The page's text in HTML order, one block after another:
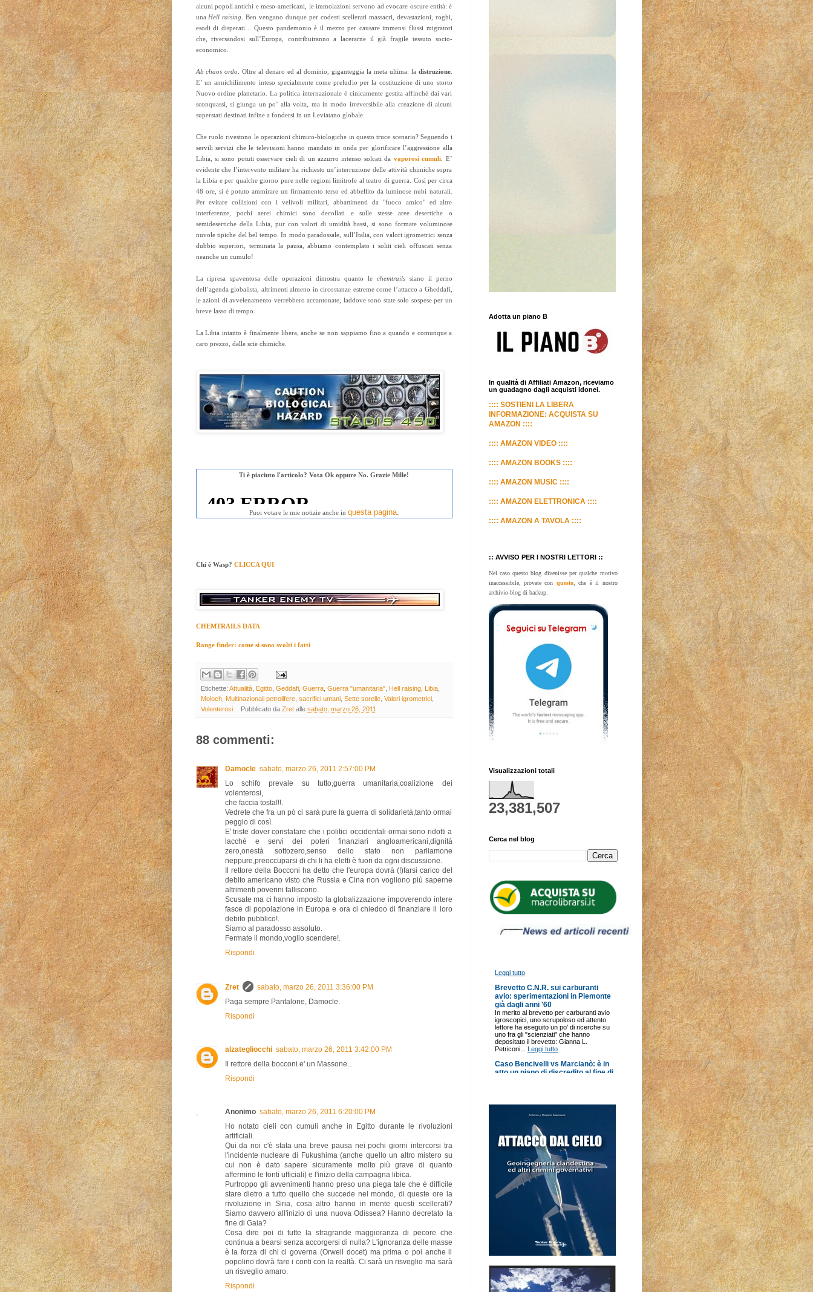
alcuni popoli antichi e meso-americani, le immolazioni servono ad evocare oscure entità: è
una Hell raising
. Ben vengano dunque per codesti scellerati massacri, devastazioni, roghi,
esodi di disperati… Questo pandemonio è il mezzo per causare immensi flussi migratori
che, riversandosi sull’Europa, contribuiranno a lacerarne il già fragile tessuto socio-
economico.
Ab chaos ordo . Oltre al denaro ed al dominio, giganteggia la meta ultima: la distruzione.
E’ un annichilimento inteso specialmente come preludio per la costituzione di uno storto
Nuovo ordine planetario. La politica internazionale è cinicamente gestita affinché dai vari
sconquassi, si giunga un po’ alla volta, ma in modo irreversibile alla creazione di alcuni
superstati destinati infine a fondersi in un Leviatano globale.
Che ruolo rivestono le operazioni chimico-biologiche in questo truce scenario? Seguendo i
servili servizi che le televisioni hanno mandato in onda per glorificare l’aggressione alla
Libia, si sono potuti osservare cieli di un azzurro intenso solcati da vaporosi cumuli . E’
evidente che l’intervento militare ha richiesto un’interruzione delle attività chimiche sopra
la Libia e per qualche giorno pure nelle regioni limitrofe al teatro di guerra. Così per circa
48 ore, si è potuto ammirare un firmamento terso ed abbellito da luminose nubi naturali.
Per evitare collisioni con i velivoli militari, abbattimenti da "fuoco amico" ed altre
interferenze, pochi aerei chimici sono decollati e sulle stesse aree desertiche o
semidesertiche della Libia, pur con valori di umidità bassi, si sono formate voluminose
nuvole tipiche del bel tempo. In modo paradossale, sull’Italia, con valori igrometrici senza
dubbio superiori, terminata la pausa, abbiamo contemplato i soliti cieli offuscati senza
neanche un cumulo!
La ripresa spaventosa delle operazioni dimostra quanto le chemtrailssiano il perno
dell’agenda globalista, altrimenti almeno in circostanze estreme come l’attacco a Gheddafi,
le azioni di avvelenamento verrebbero accantonate, laddove sono state solo sospese per un
breve lasso di tempo.
La Libia intanto è finalmente libera, anche se non sappiamo fino a quando e comunque a
caro prezzo, dalle scie chimiche.
Ti è piaciuto l'articolo? Vota Ok oppure No. Grazie Mille!
Puoi votare le mie notizie anche in questa pagina.
Chi è Wasp? CLICCA QUI
CHEMTRAILS DATA
Range finder: come si sono svolti i fatti
Etichette: Attualità, Egitto, Geddafi, Guerra, Guerra "umanitaria", Hell raising, Libia,
Moloch, Multinazionali petrolifere, sacrifici umani, Sette sorelle, Valori igrometrici,
Volenterosi
Pubblicato daZret allesabato, marzo 26, 2011
88 commenti:
Damocle sabato, marzo 26, 2011 2:57:00 PM
Lo schifo prevale su tutto,guerra umanitaria,coalizione dei
volenterosi,
che faccia tosta!!!.
Vedrete che fra un pò ci sarà pure la guerra di solidarietà,tanto ormai
peggio di così.
E' triste dover constatare che i politici occidentali ormai sono ridotti a
lacchè e servi dei poteri finanziari angloamericani,dignità
zero,onestà sottozero,senso dello stato non parliamone
neppure,preoccuparsi di chi li ha eletti è fuori da ogni discussione.
Il rettore della Bocconi ha detto che l'europa dovrà (!)farsi carico del
debito americano visto che Russia e Cina non vogliono più saperne
altrimenti poverini falliscono.
Scusate ma ci hanno imposto la globalizzazione impoverendo intere
fasce di popolazione in Europa e ora ci chiedoo di finanziare il loro
debito pubblico!.
Siamo al paradosso assoluto.
Fermate il mondo,voglio scendere!.
Rispondi
Zret
sabato, marzo 26, 2011 3:36:00 PM
Paga sempre Pantalone, Damocle.
Rispondi
alzategliocchi sabato, marzo 26, 2011 3:42:00 PM
Il rettore della bocconi e' un Massone...
Rispondi
Anonimo sabato, marzo 26, 2011 6:20:00 PM
Ho notato cieli con cumuli anche in Egitto durante le rivoluzioni
artificiali.
Qui da noi c'è stata una breve pausa nei pochi giorni intercorsi tra
l'incidente nucleare di Fukushima (anche quello un altro mistero su
cui non è dato sapere sicuramente molto più grave di quanto
affermino le fonti ufficiali) e l'inizio della campagna libica.
Purtroppo gli avvenimenti hanno preso una piega tale che è difficile
stare dietro a tutto quello che succede nel mondo, di queste ore la
rivoluzione in Siria, cosa altro hanno in mente questi scellerati?
Siamo davvero all'inizio di una nuova Odissea? Hanno decretato la
fine di Gaia?
Cosa dire poi di tutte la stragrande maggioranza di pecore che
continua a bearsi senza accorgersi di nulla? L'ignoranza delle masse
è la forza di chi ci governa (Orwell docet) ma prima o poi anche il
popolino dovrà fare i conti con la realtà. Ci sarà un risveglio ma sarà
un risveglio amaro.
Rispondi
Adotta un piano B
In qualità di Affiliati Amazon, riceviamo
un guadagno dagli acquisti idonei.
:::: SOSTIENI LA LIBERA
INFORMAZIONE: ACQUISTA SU
AMAZON ::::
:::: AMAZON VIDEO ::::
:::: AMAZON BOOKS ::::
:::: AMAZON MUSIC ::::
:::: AMAZON ELETTRONICA ::::
:::: AMAZON A TAVOLA ::::
:: AVVISO PER I NOSTRI LETTORI ::
Nel caso questo blog divenisse per qualche motivo
inaccessibile, provate con questo, che è il nostro
archivio-blog di backup.
Visualizzazioni totali
23,381,507
Cerca nel blog